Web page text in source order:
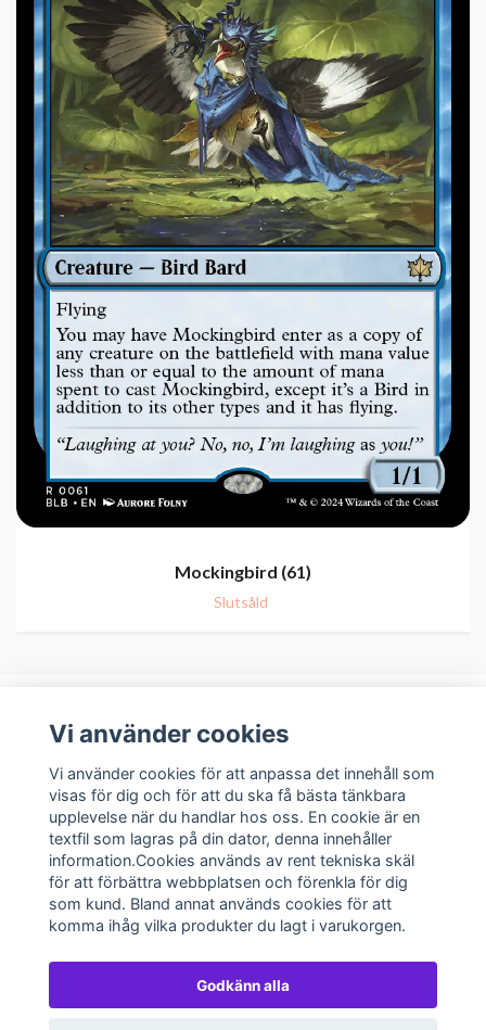
Mockingbird (61)
Slutsåld
Kundservice
Sociala medier
Vi använder cookies
Vi använder cookies för att anpassa det innehåll som
visas för dig och för att du ska få bästa tänkbara
upplevelse när du handlar hos oss. En cookie är en
textfil som lagras på din dator, denna innehåller
information.Cookies används av rent tekniska skäl
för att förbättra webbplatsen och förenkla för dig
som kund. Bland annat används cookies för att
komma ihåg vilka produkter du lagt i varukorgen.
Godkänn alla